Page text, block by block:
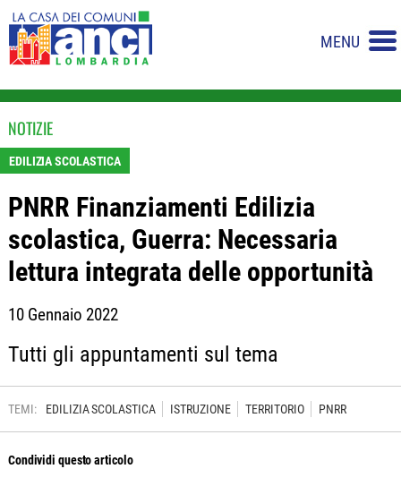
MENU
NOTIZIE
EDILIZIA SCOLASTICA
PNRR Finanziamenti Edilizia
scolastica, Guerra: Necessaria
lettura integrata delle opportunità
10 Gennaio 2022
Tutti gli appuntamenti sul tema
TEMI: EDILIZIA SCOLASTICA ISTRUZIONE TERRITORIO PNRR
Condividi questo articolo